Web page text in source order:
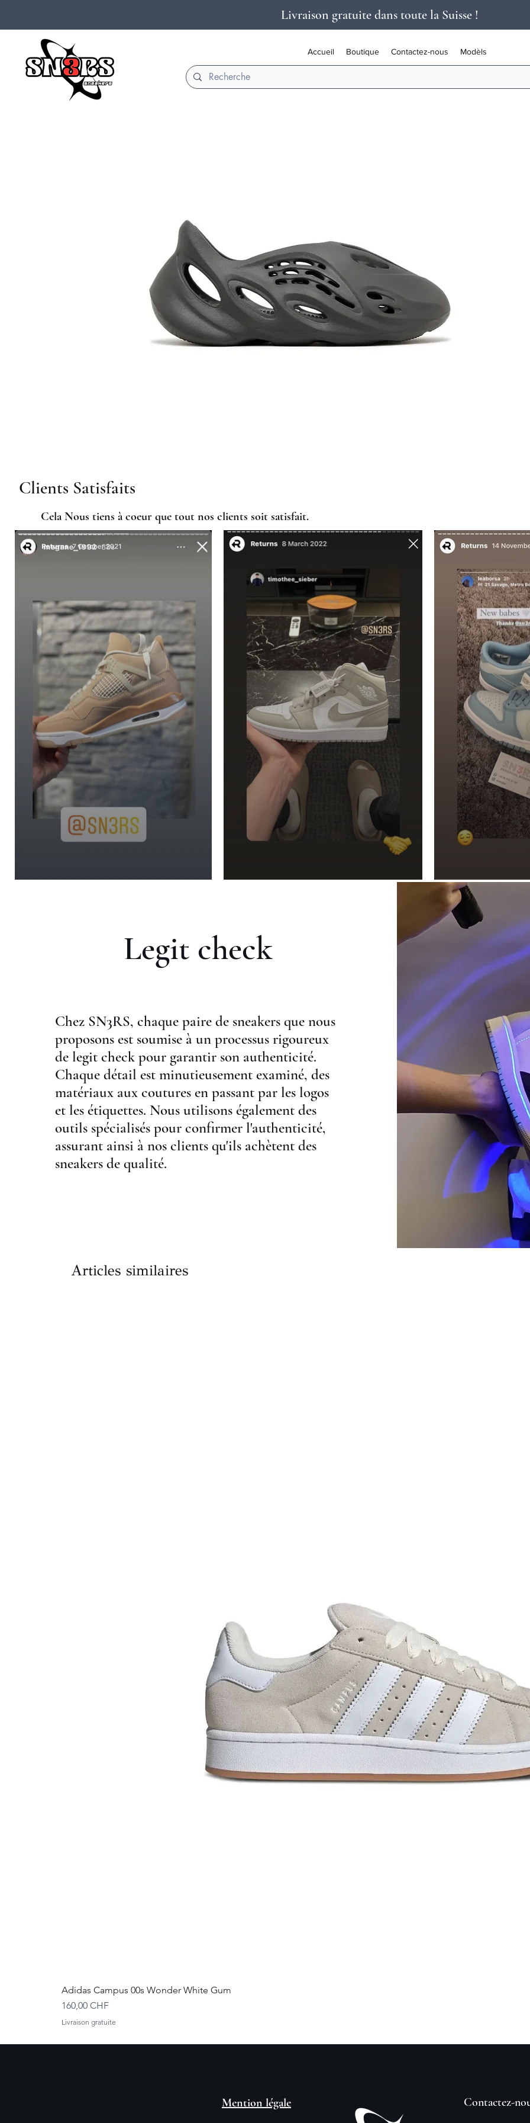
Livraison gratuite dans toute la Suisse !
Accueil Boutique Contactez-nous Modèls
Cela Nous tiens à coeur que tout nos clients soit satisfait.
Clients Satisfaits
Legit check
Chez SN3RS, chaque paire de sneakers que nous
proposons est soumise à un processus rigoureux
de legit check pour garantir son authenticité.
Chaque détail est minutieusement examiné, des
matériaux aux coutures en passant par les logos
et les étiquettes. Nous utilisons également des
outils spécialisés pour confirmer l'authenticité,
assurant ainsi à nos clients qu'ils achètent des
sneakers de qualité.
Articles similaires
Adidas Campus 00s Wonder White Gum
Prix
160,00 CHF
Livraison gratuite
Mention légale
Contactez-